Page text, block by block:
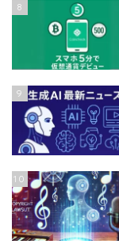
8
9
10